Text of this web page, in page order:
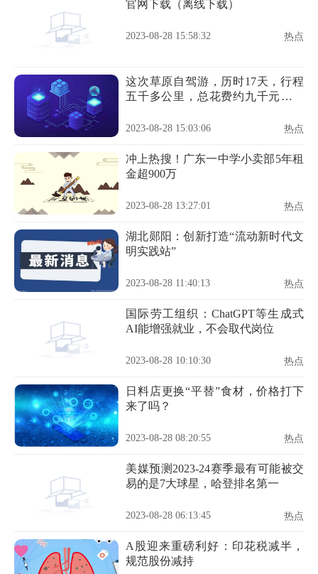
官网下载（离线下载）
2023-08-28 15:58:32 热点
这次草原自驾游，历时17天，行程
五千多公里，总花费约九千元，平
2023-08-28 15:03:06 热点
冲上热搜！广东一中学小卖部5年租
金超900万
2023-08-28 13:27:01 热点
湖北郧阳：创新打造“流动新时代文
明实践站”
2023-08-28 11:40:13 热点
国际劳工组织：ChatGPT等生成式
AI能增强就业，不会取代岗位
2023-08-28 10:10:30 热点
日料店更换“平替”食材，价格打下
来了吗？
2023-08-28 08:20:55 热点
美媒预测2023-24赛季最有可能被交
易的是7大球星，哈登排名第一
2023-08-28 06:13:45 热点
A股迎来重磅利好：印花税减半，
规范股份减持